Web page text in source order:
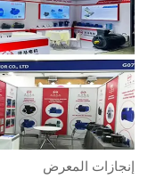
إنجازات المعرض